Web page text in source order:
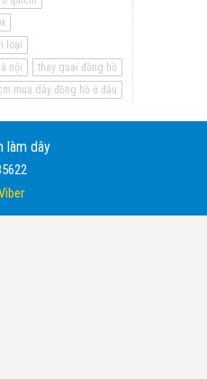
loại
nội
thay quai đồng hồ
mua dây đồng hồ ở đâu
làm dây